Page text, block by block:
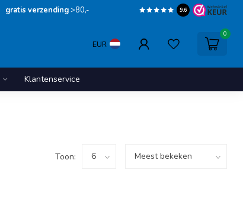
gratis verzending>80,- 9.6
EUR
0
Klantenservice
Toon: